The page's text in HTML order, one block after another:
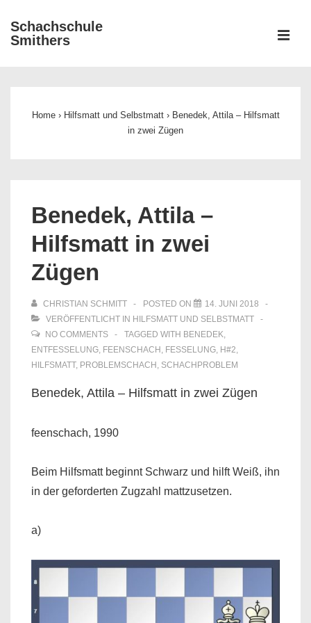
Zum
Inhalt
Schachschule
Smithers
Home › Hilfsmatt und Selbstmatt › Benedek, Attila – Hilfsmatt
in zwei Zügen
Benedek, Attila –
Hilfsmatt in zwei
Zügen
CHRISTIAN SCHMITT POSTED ON
14. JUNI 2018
VERÖFFENTLICHT IN HILFSMATT UND SELBSTMATT
NO COMMENTS
TAGGED WITH BENEDEK,
ENTFESSELUNG, FEENSCHACH , FESSELUNG, H#2,
HILFSMATT, PROBLEMSCHACH , SCHACHPROBLEM
Benedek, Attila – Hilfsmatt in zwei Zügen
feenschach, 1990
Beim Hilfsmatt beginnt Schwarz und hilft Weiß, ihn
in der geforderten Zugzahl mattzusetzen.
a)